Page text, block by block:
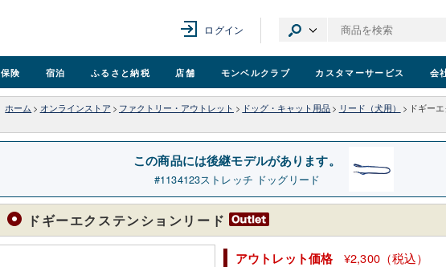
ログイン
保険 宿泊 ふるさと納税 店舗 モンベルクラブ カスタマーサービス 会
ホーム > オンラインストア > ファクトリー・アウトレット > ドッグ・キャット用品 > リード（犬用） > ドギー
この商品には後継モデルがあります。
1134123ストレッチ ドッグリード
ドギーエクステンションリード
アウトレット価格 ¥2,300（税込）